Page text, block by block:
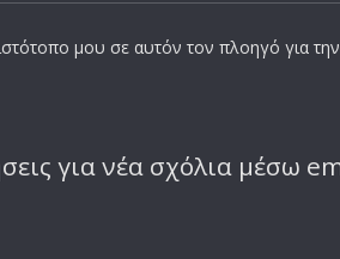
μου σε αυτόν τον πλοηγό για
για νέα σχόλια μέσω